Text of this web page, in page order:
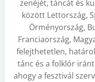
zenéjét, táncát és
között Lettország,
Örményország,
Franciaország,
felejthetetlen,
tánc és a folklór
ahogy a fesztivál